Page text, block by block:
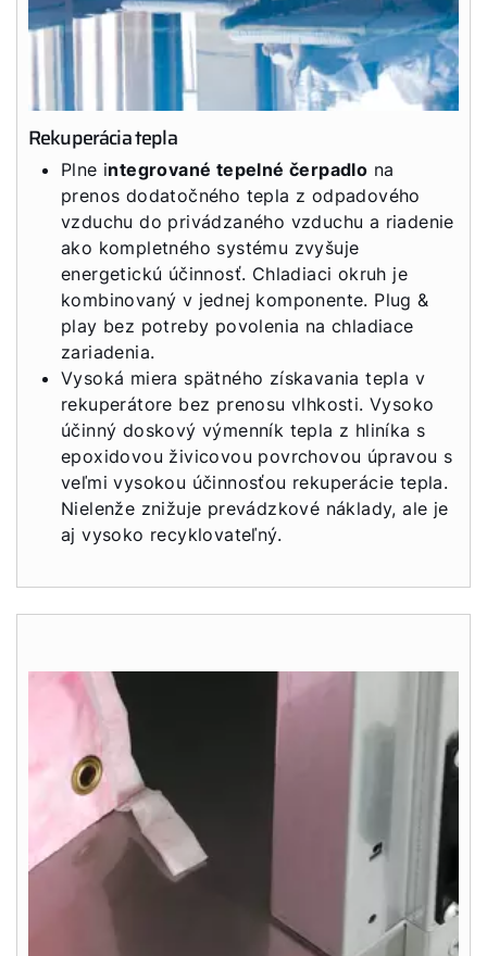
Rekuperácia tepla
Plne integrované tepelné čerpadlo na
prenos dodatočného tepla z odpadového
vzduchu do privádzaného vzduchu a riadenie
ako kompletného systému zvyšuje
energetickú účinnosť. Chladiaci okruh je
kombinovaný v jednej komponente. Plug &
play bez potreby povolenia na chladiace
zariadenia.
Vysoká miera spätného získavania tepla v
rekuperátore bez prenosu vlhkosti. Vysoko
účinný doskový výmenník tepla z hliníka s
epoxidovou živicovou povrchovou úpravou s
veľmi vysokou účinnosťou rekuperácie tepla.
Nielenže znižuje prevádzkové náklady, ale je
aj vysoko recyklovateľný.